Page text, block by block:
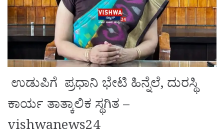
ಉಡುಪಿಗೆ ಪ್ರಧಾನಿ ಭೇಟಿ ಹಿನ್ನೆಲೆ, ದುರಸ್ಥಿ
ಕಾರ್ಯ ತಾತ್ಕಾಲಿಕ ಸ್ಥಗಿತ –
vishwanews24